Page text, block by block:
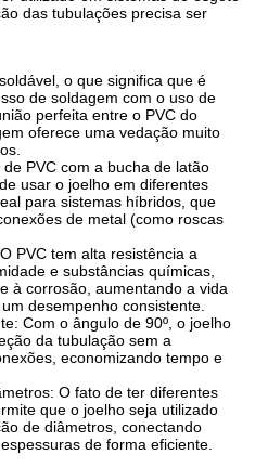
das tubulações precisa ser
o que significa que é
de soldagem com o uso de
perfeita entre o PVC do
oferece uma vedação muito
PVC com a bucha de latão
usar o joelho em diferentes
para sistemas híbridos, que
de metal (como roscas
PVC tem alta resistência a
e substâncias químicas,
à corrosão, aumentando a vida
desempenho consistente.
Com o ângulo de 90º, o joelho
da tubulação sem a
economizando tempo e
O fato de ter diferentes
que o joelho seja utilizado
de diâmetros, conectando
de forma eficiente.